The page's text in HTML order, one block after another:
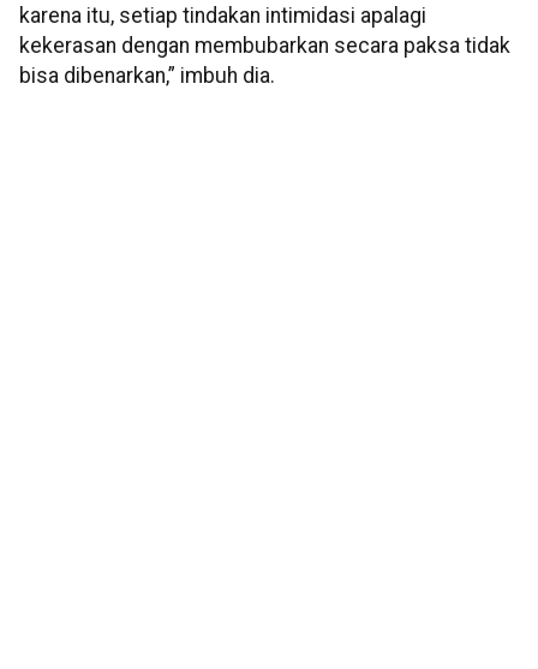
karena itu, setiap tindakan intimidasi apalagi
kekerasan dengan membubarkan secara paksa tidak
bisa dibenarkan,” imbuh dia.